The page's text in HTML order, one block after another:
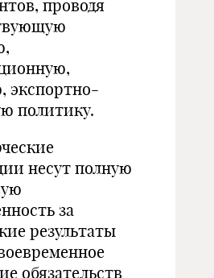
проводя
экспортно-
политику.
несут полную
за
результаты
обязательств